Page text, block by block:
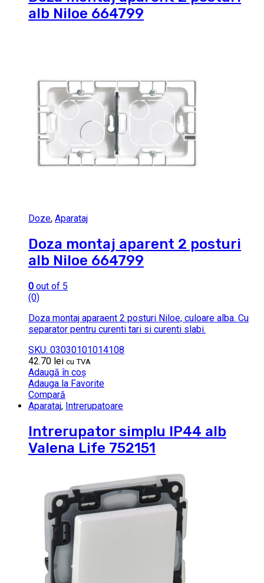
alb Niloe 664799
Doze, Aparataj
Doza montaj aparent 2 posturi
alb Niloe 664799
0 out of 5
(0)
Doza montaj aparaent 2 posturi Niloe, culoare alba. Cu
separator pentru curenti tari si curenti slabi.
SKU: 03030101014108
42.70 lei cu TVA
Adaugă în coș
Adauga la Favorite
Compară
Aparataj, Intrerupatoare
Intrerupator simplu IP44 alb
Valena Life 752151